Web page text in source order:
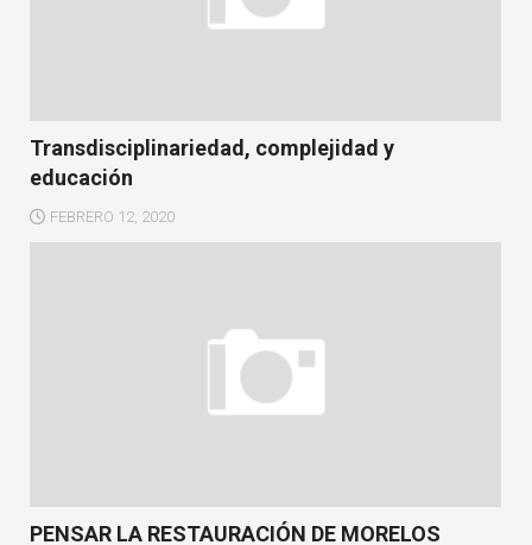
Transdisciplinariedad, complejidad y
educación
FEBRERO 12, 2020
PENSAR LA RESTAURACIÓN DE MORELOS